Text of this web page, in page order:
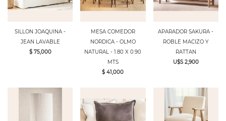
SILLON JOAQUINA -
JEAN LAVABLE
$ 75,000
MESA COMEDOR
NORDICA - OLMO
NATURAL - 1.80 X 0.90
MTS
$ 41,000
APARADOR SAKURA -
ROBLE MACIZO Y
RATTAN
U$S 2,900